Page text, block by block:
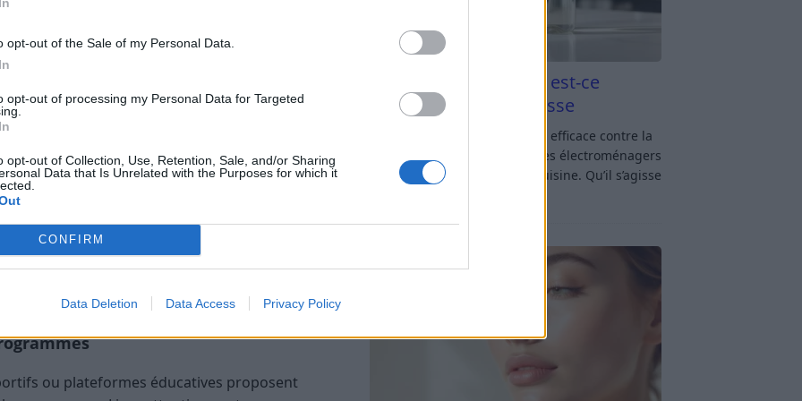
opt-out of the Sale of my Personal Data.
opt-out of processing my Personal Data for Targeted
opt-out of Collection, Use, Retention, Sale, and/or Sharing
Data that Is Unrelated with the Purposes for which it
CONFIRM
Data Deletion Data Access Privacy Policy
niveaux peuvent varier, mais il existe
:
peu ou pas d’expérience dans le domaine.
certaine expérience, vous maîtrisez les bases
vous cherchez à perfectionner vos
défis.
correspond précisément à votre niveau pour
motivante.
adapté à son niveau ?
ou plateformes éducatives proposent
Vinaigre blanc et four est-ce
efficace contre la graisse
Vinaigre blanc et four : est-ce efficace contre la
graisse ? Le four fait partie des électroménagers
les plus sollicités dans une cuisine. Qu’il s’agisse